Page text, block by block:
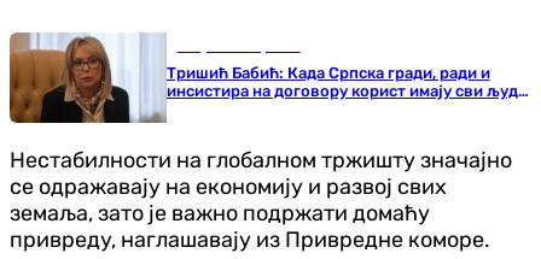
Тришић Бабић: Када Српска гради, ради и
инсистира на договору корист имају сви људи
Нестабилности на глобалном тржишту значајно
се одражавају на економију и развој свих
земаља, зато је важно подржати домаћу
привреду, наглашавају из Привредне коморе.